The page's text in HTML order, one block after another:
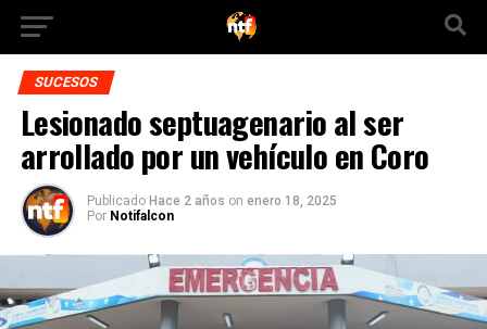
SUCESOS
Lesionado septuagenario al ser
arrollado por un vehículo en Coro
Publicado Hace 2 años on enero 18, 2025
Por Notifalcon